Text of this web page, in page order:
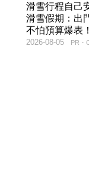
滑雪行程自己
滑雪假期：出
不怕預算爆表！
PR・
2026-08-05